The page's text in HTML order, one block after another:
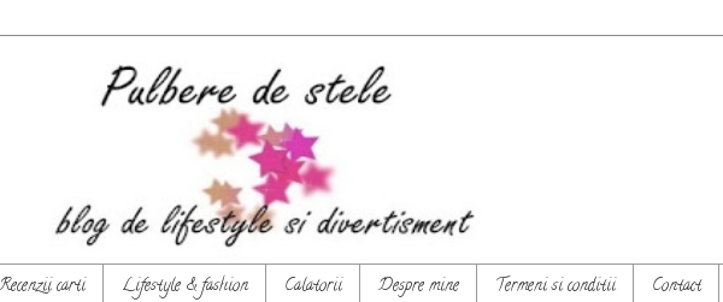
Recenzii carti Lifestyle & fashion Calatorii Despre mine Termeni si conditii Contact